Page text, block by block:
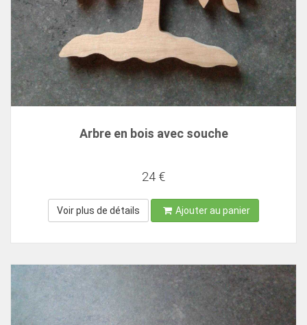
Arbre en bois avec souche
24 €
Voir plus de détails Ajouter au panier